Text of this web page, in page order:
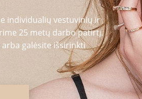
individualių vestuvinių ir
25 metų darbo patirtį.
arba galėsite išsirinkti